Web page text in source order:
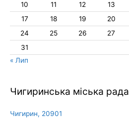
10
11 12 13
17
18 19 20
24
25 26 27
31
« Лип
Чигиринська міська рада
Чигирин, 20901